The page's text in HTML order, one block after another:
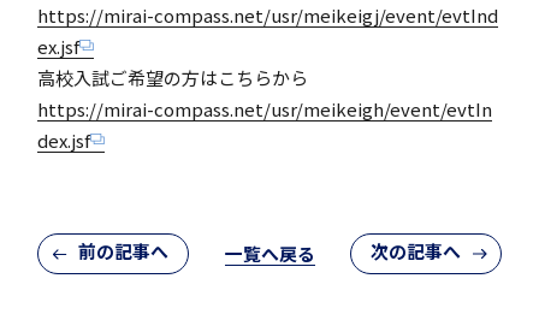
https://mirai-compass.net/usr/meikeigj/event/evtInd
ex.jsf
高校入試ご希望の方はこちらから
https://mirai-compass.net/usr/meikeigh/event/evtIn
dex.jsf
前の記事へ 一覧へ戻る 次の記事へ
個人課題研究